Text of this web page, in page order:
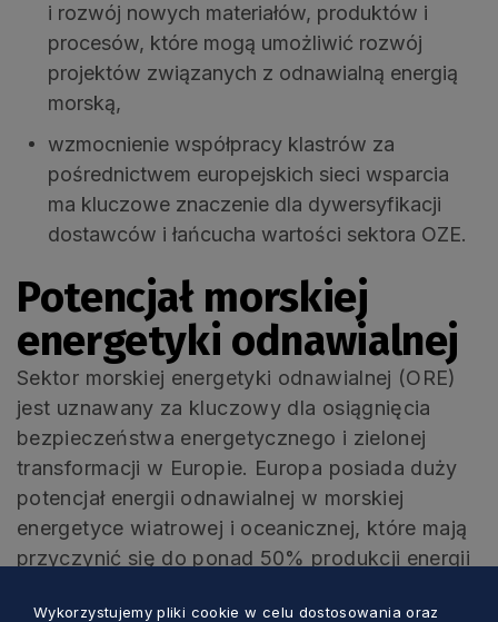
i rozwój nowych materiałów, produktów i
procesów, które mogą umożliwić rozwój
projektów związanych z odnawialną energią
morską,
wzmocnienie współpracy klastrów za
pośrednictwem europejskich sieci wsparcia
ma kluczowe znaczenie dla dywersyfikacji
dostawców i łańcucha wartości sektora OZE.
Potencjał morskiej
energetyki odnawialnej
Sektor morskiej energetyki odnawialnej (ORE)
jest uznawany za kluczowy dla osiągnięcia
bezpieczeństwa energetycznego i zielonej
transformacji w Europie. Europa posiada duży
potencjał energii odnawialnej w morskiej
energetyce wiatrowej i oceanicznej, które mają
przyczynić się do ponad 50% produkcji energii
Wykorzystujemy pliki cookie w celu dostosowania oraz